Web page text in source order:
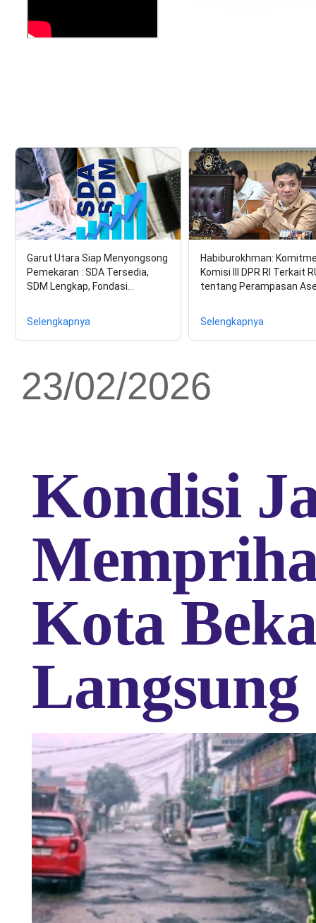
Garut Utara Siap Menyongsong
Pemekaran : SDA Tersedia,
SDM Lengkap, Fondasi…
Selengkapnya
Habiburokhman:
Komisi III DPR RI Terkait
tentang Perampasan
Selengkapnya
23/02/2026
Kondisi
Kota
Langsung